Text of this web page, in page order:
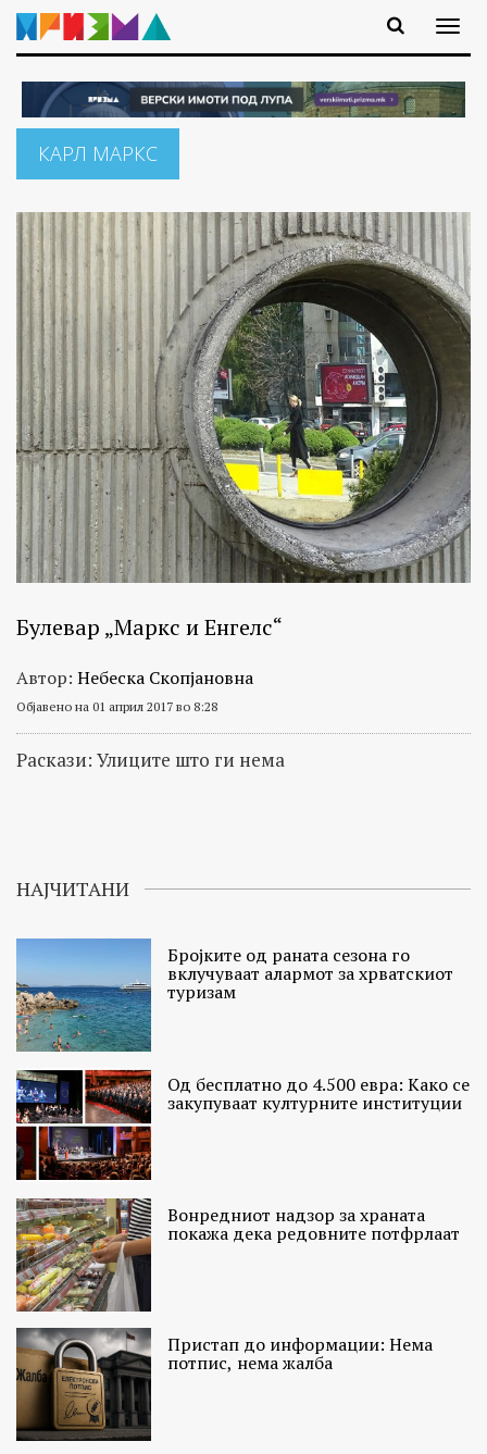
КАРЛ МАРКС
Булевар „Маркс и Енгелс“
Автор: Небеска Скопјановна
Објавено на 01 април 2017 во 8:28
Раскази: Улиците што ги нема
НАЈЧИТАНИ
Бројките од раната сезона го
вклучуваат алармот за хрватскиот
туризам
Од бесплатно до 4.500 евра: Како се
закупуваат културните институции
Вонредниот надзор за храната
покажа дека редовните потфрлаат
Пристап до информации: Нема
потпис, нема жалба